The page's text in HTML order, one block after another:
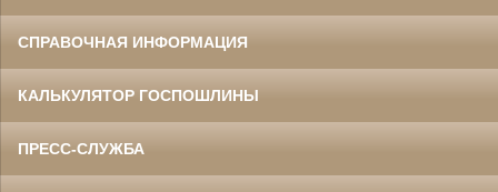
СПРАВОЧНАЯ ИНФОРМАЦИЯ
КАЛЬКУЛЯТОР ГОСПОШЛИНЫ
ПРЕСС-СЛУЖБА